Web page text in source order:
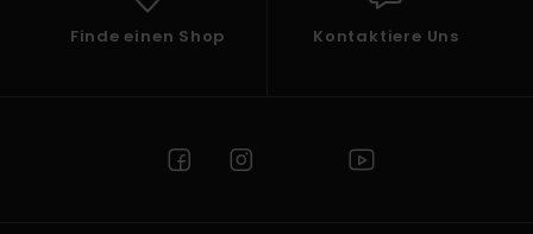
Finde einen Shop Kontaktiere Uns